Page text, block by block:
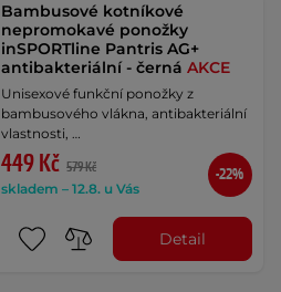
Bambusové kotníkové
nepromokavé ponožky
inSPORTline Pantris AG+
antibakteriální - černáAKCE
Unisexové funkční ponožky z
bambusového vlákna, antibakteriální
vlastnosti, …
449 Kč 579 Kč
skladem – 12.8. u Vás
-22%
Detail